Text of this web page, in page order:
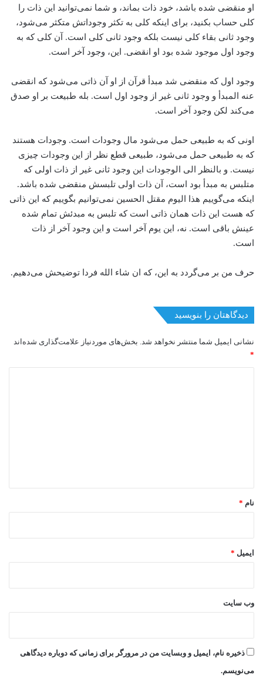
او منقضی شده باشد، خود ذات بماند، و شما نمی‌توانید این ذات را
کلی حساب بکنید، برای اینکه کلی به تکثر وجوداتش متکثر می‌شود،
وجود ثانی بقاء کلی نیست بلکه وجود ثانی کلی است. آن کلی که به
وجود اول موجود شده بود او انقضی. این، وجود آخر است.
وجود اول که منقضی شد مبدأ قرآن از او آن ذاتی می‌شود که انقضی
عنه المبدأ و وجود ثانی غیر از وجود اول است. بله طبیعت بر او صدق
می‌کند لکن وجود آخر است.
اونی که به طبیعی حمل می‌شود مال وجودات است. وجودات هستند
که به طبیعی حمل می‌شود، طبیعی قطع نظر از این وجودات چیزی
نیست. و بالنظر الی الوجودات این وجود ثانی غیر از ذات اولی که
متلبس به مبدأ بود است، آن ذات اولی تلبسش منقضی شده باشد.
اینکه می‌گوییم هذا الیوم مقتل الحسین نمی‌توانیم بگوییم که این ذاتی
که هست این ذات همان ذاتی است که تلبس به مبدئش تمام شده
عینش باقی است. نه، این یوم آخر است و این وجود آخر از ذات
است.
حرف من بر می‌گردد به این، که ان شاء الله فردا توضیحش می‌دهیم.
دیدگاهتان را بنویسید
نشانی ایمیل شما منتشر نخواهد شد. بخش‌های موردنیاز علامت‌گذاری شده‌اند
*
نام *
ایمیل *
وب‌ سایت
ذخیره نام، ایمیل و وبسایت من در مرورگر برای زمانی که دوباره دیدگاهی
می‌نویسم.